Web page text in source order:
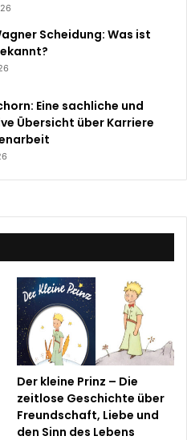
Scheidung: Was ist
Eine sachliche und
Übersicht über Karriere
Der kleine Prinz – Die
zeitlose Geschichte über
Freundschaft, Liebe und
den Sinn des Lebens